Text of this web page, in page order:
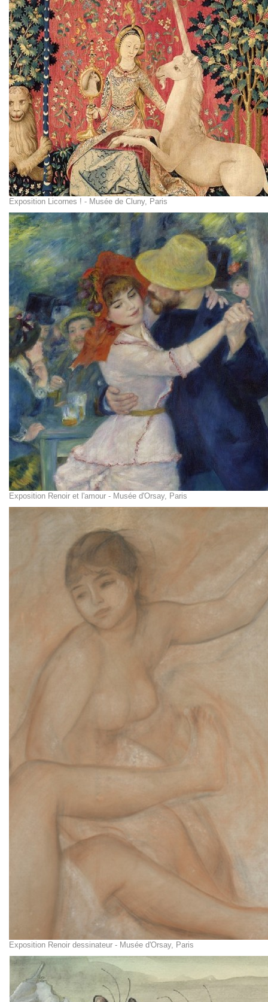
Exposition Licornes ! - Musée de Cluny, Paris
Exposition Renoir et l'amour - Musée d'Orsay, Paris
Exposition Renoir dessinateur - Musée d'Orsay, Paris